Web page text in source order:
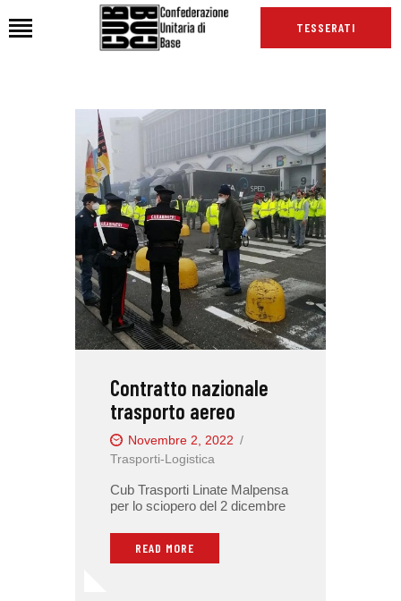
TESSERATI
HOME
CHI SIAMO
SEDI
NEWS
PODCAST CUB
TG CUB
INTERNAZIONALE
RASSEGNA STAMPA
Contratto nazionale
trasporto aereo
Novembre 2, 2022
Trasporti-Logistica
Cub Trasporti Linate Malpensa
per lo sciopero del 2 dicembre
READ MORE